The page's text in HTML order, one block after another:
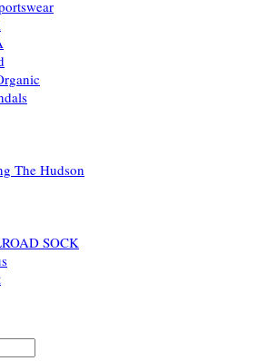
The Hudson
SOCK